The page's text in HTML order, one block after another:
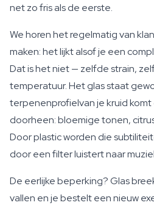
net zo fris als de eerste.
We horen het regelmatig van
maken: het lijkt alsof je een
Dat is het niet — zelfde strain,
temperatuur. Het glas staat
terpenenprofielvan je kruid
doorheen: bloemige tonen,
Door plastic worden die
door een filter luistert naar
De eerlijke beperking? Glas
vallen en je bestelt een nieuw